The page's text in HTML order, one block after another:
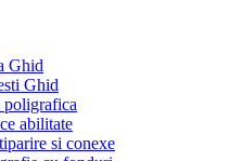
Ghid
Ghid
abilitate
si conexe